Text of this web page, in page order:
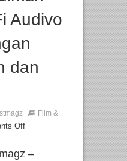
Produk Bayi dari Seluruh Dunia,
Audivo
dan
Film &
Off
–